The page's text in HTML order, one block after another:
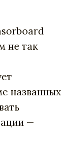
не так
названных
—